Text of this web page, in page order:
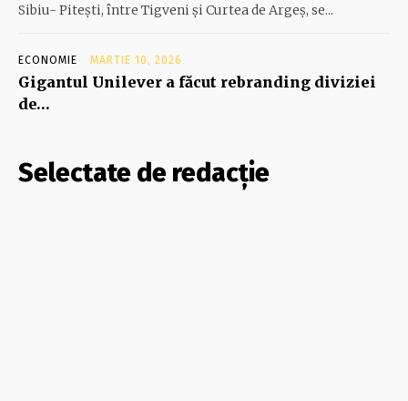
Sibiu- Piteşti, între Tigveni şi Curtea de Argeş, se...
ECONOMIE MARTIE 10, 2026
Gigantul Unilever a făcut rebranding diviziei
de…
Selectate de redacție